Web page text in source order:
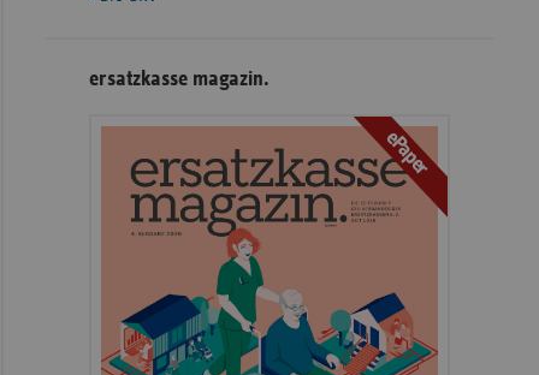
ersatzkasse magazin.
ePaper